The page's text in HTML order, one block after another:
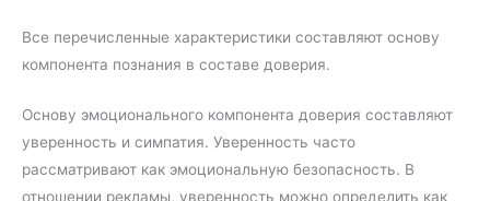
Все перечисленные характеристики составляют основу
компонента познания в составе доверия.
Основу эмоционального компонента доверия составляют
уверенность и симпатия. Уверенность часто
рассматривают как эмоциональную безопасность. В
отношении рекламы, уверенность можно определить как